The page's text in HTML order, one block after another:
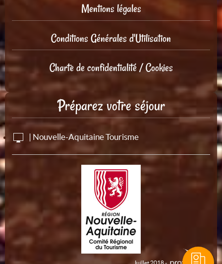
Mentions légales
Conditions Générales d'Utilisation
Charte de confidentialité / Cookies
Préparez votre séjour
| Nouvelle-Aquitaine Tourisme